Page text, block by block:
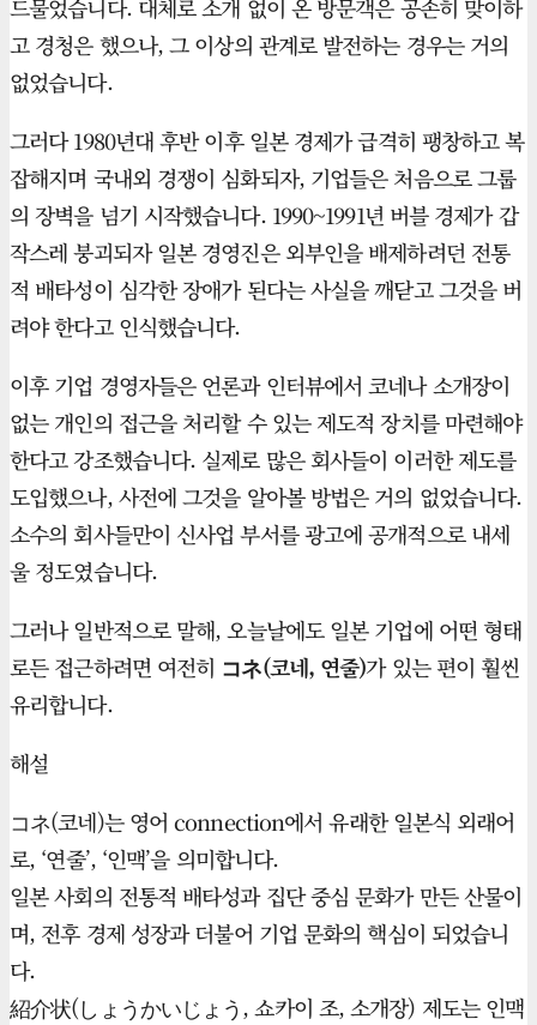
드물었습니다. 대체로 소개 없이 온 방문객은 공손히 맞이하
고 경청은 했으나, 그 이상의 관계로 발전하는 경우는 거의
없었습니다.
그러다 1980년대 후반 이후 일본 경제가 급격히 팽창하고 복
잡해지며 국내외 경쟁이 심화되자, 기업들은 처음으로 그룹
의 장벽을 넘기 시작했습니다. 1990~1991년 버블 경제가 갑
작스레 붕괴되자 일본 경영진은 외부인을 배제하려던 전통
적 배타성이 심각한 장애가 된다는 사실을 깨닫고 그것을 버
려야 한다고 인식했습니다.
이후 기업 경영자들은 언론과 인터뷰에서 코네나 소개장이
없는 개인의 접근을 처리할 수 있는 제도적 장치를 마련해야
한다고 강조했습니다. 실제로 많은 회사들이 이러한 제도를
도입했으나, 사전에 그것을 알아볼 방법은 거의 없었습니다.
소수의 회사들만이 신사업 부서를 광고에 공개적으로 내세
울 정도였습니다.
그러나 일반적으로 말해, 오늘날에도 일본 기업에 어떤 형태
로든 접근하려면 여전히 コネ(코네, 연줄)가 있는 편이 훨씬
유리합니다.
해설
コネ(코네)는 영어 connection에서 유래한 일본식 외래어
로, ‘연줄’, ‘인맥’을 의미합니다.
일본 사회의 전통적 배타성과 집단 중심 문화가 만든 산물이
며, 전후 경제 성장과 더불어 기업 문화의 핵심이 되었습니
다.
紹介状(しょうかいじょう, 쇼카이 조, 소개장) 제도는 인맥